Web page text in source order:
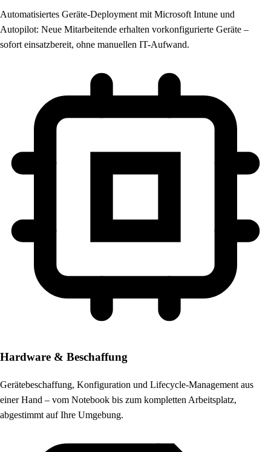
Automatisiertes Geräte-Deployment mit Microsoft Intune und
Autopilot: Neue Mitarbeitende erhalten vorkonfigurierte Geräte –
sofort einsatzbereit, ohne manuellen IT-Aufwand.
Hardware & Beschaffung
Gerätebeschaffung, Konfiguration und Lifecycle-Management aus
einer Hand – vom Notebook bis zum kompletten Arbeitsplatz,
abgestimmt auf Ihre Umgebung.